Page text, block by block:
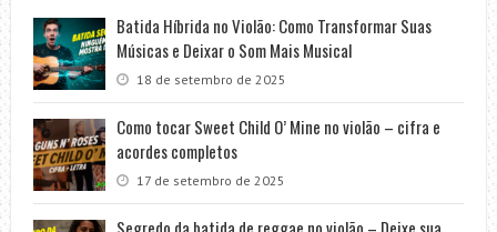
Batida Híbrida no Violão: Como Transformar Suas
Músicas e Deixar o Som Mais Musical
18 de setembro de 2025
Como tocar Sweet Child O’ Mine no violão – cifra e
acordes completos
17 de setembro de 2025